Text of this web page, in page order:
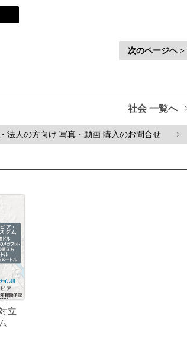
次のページヘ >
社会 一覧へ
法人の方向け 写真・動画 購入のお問合せ >
立